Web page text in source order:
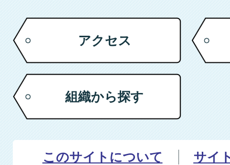
アクセス
組織から探す
このサイトについて サイ